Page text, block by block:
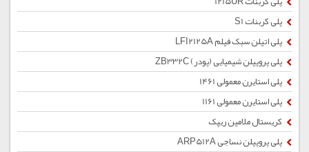
پلی کربنات S1
پلی اتیلن سبک فیلم LFI2125A
پلی پروپیلن شیمیایی (پودر) ZB332C
پلی استایرن معمولی 1461
پلی استایرن معمولی 1161
کریستال ملامین ریپک
پلی پروپیلن نساجی ARP512A